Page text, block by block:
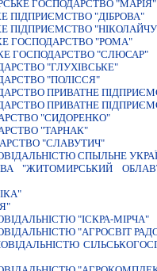
ГОСПОДАРСТВО "МАРІЯ"
ПIДПРИЄМСТВО "ДIБРОВА"
ПIДПРИЄМСТВО
ГОСПОДАРСТВО "РОМА"
ГОСПОДАРСТВО "СЛЮСАР"
"ГЛУХIВСЬКЕ"
"ПОЛІССЯ"
ПРИВАТНЕ
ПРИВАТНЕ
"СИДОРЕНКО"
"ТАРНАК"
"СЛАВУТИЧ"
СПЫЛЬНЕ
"ЖИТОМИРСЬКИЙ
"IСКРА-МIРЧА"
"АГРОСВІТ